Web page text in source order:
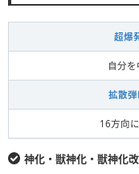
超爆
自分
拡散
16方向
神化・獣神化・獣神化